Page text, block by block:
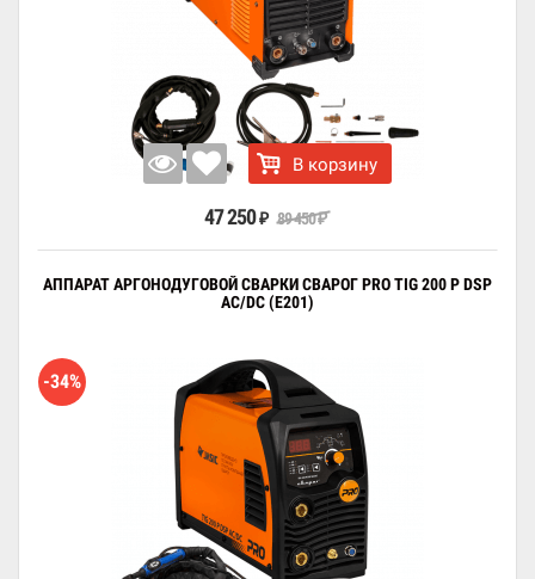
В корзину
47 250 ₽ 89 450₽
АППАРАТ АРГОНОДУГОВОЙ СВАРКИ СВАРОГ PRO TIG 200 P DSP
AC/DC (E201)
-34%